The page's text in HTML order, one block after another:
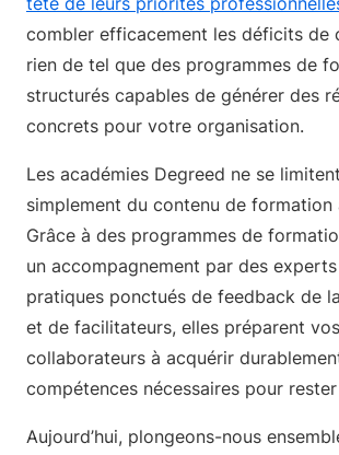
combler efficacement les déficits de
rien de tel que des programmes de
structurés capables de générer des
concrets pour votre organisation.
Les académies Degreed ne se
simplement du contenu de formation
Grâce à des programmes de
un accompagnement par des
pratiques ponctués de feedback de
et de facilitateurs, elles préparent vos
collaborateurs à acquérir
compétences nécessaires pour
Aujourd’hui, plongeons-nous